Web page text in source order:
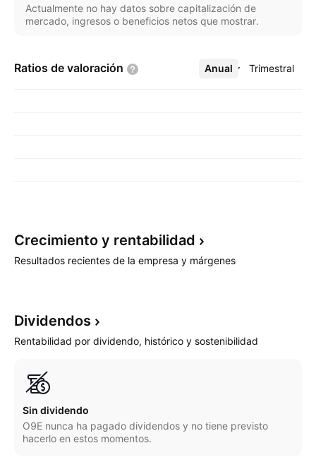
Actualmente no hay datos sobre capitalización de
mercado, ingresos o beneficios netos que mostrar.
Ratios de valoración Anual Trimestral
Más
Crecimiento y rentabilidad
Resultados recientes de la empresa y márgenes
Dividendos
Rentabilidad por dividendo, histórico y sostenibilidad
Sin dividendo
O9E nunca ha pagado dividendos y no tiene previsto
hacerlo en estos momentos.